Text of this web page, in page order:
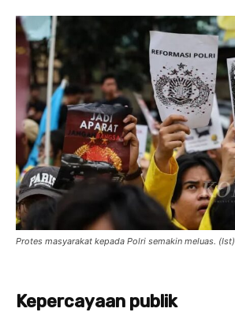
Protes masyarakat kepada Polri semakin meluas. (Ist)
Kepercayaan publik